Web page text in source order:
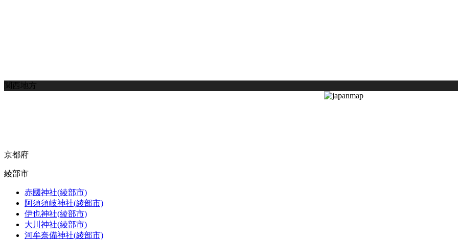
関西地方
京都府
綾部市
赤國神社(綾部市)
阿須須岐神社(綾部市)
伊也神社(綾部市)
大川神社(綾部市)
河牟奈備神社(綾部市)